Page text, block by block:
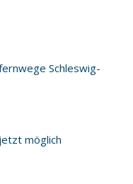
Schleswig-
möglich